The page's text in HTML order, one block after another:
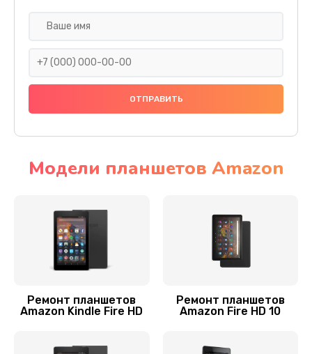
Замена задней крышки
Заказать
Ремонт GPS-модуля
Модели планшетов Amazon
Ремонт планшетов
Amazon Kindle Fire HD
Ремонт планшетов
Amazon Fire HD 10